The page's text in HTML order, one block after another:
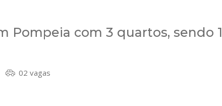
Pompeia com 3 quartos, sendo 1
02 vagas